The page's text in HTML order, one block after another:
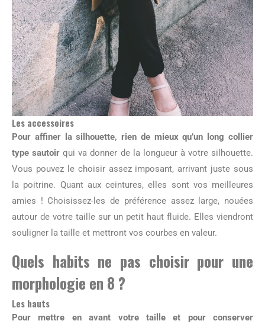
Les accessoires
Pour affiner la silhouette, rien de mieux qu’un long collier
type sautoir qui va donner de la longueur à votre silhouette.
Vous pouvez le choisir assez imposant, arrivant juste sous
la poitrine. Quant aux ceintures, elles sont vos meilleures
amies ! Choisissez-les de préférence assez large, nouées
autour de votre taille sur un petit haut fluide. Elles viendront
souligner la taille et mettront vos courbes en valeur.
Quels habits ne pas choisir pour une
morphologie en 8 ?
Les hauts
Pour mettre en avant votre taille et pour conserver